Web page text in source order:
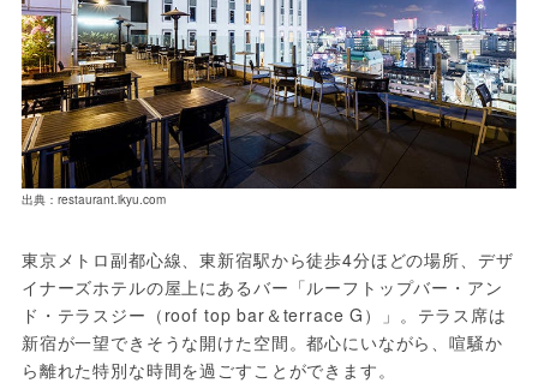
出典：restaurant.ikyu.com
東京メトロ副都心線、東新宿駅から徒歩4分ほどの場所、デザ
イナーズホテルの屋上にあるバー「ルーフトップバー・アン
ド・テラスジー（roof top bar＆terrace G）」。テラス席は
新宿が一望できそうな開けた空間。都心にいながら、喧騒か
ら離れた特別な時間を過ごすことができます。